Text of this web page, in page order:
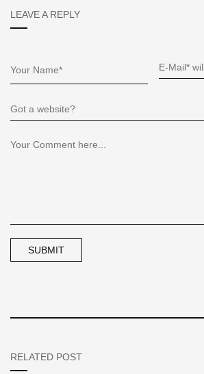
LEAVE A REPLY
RELATED POST